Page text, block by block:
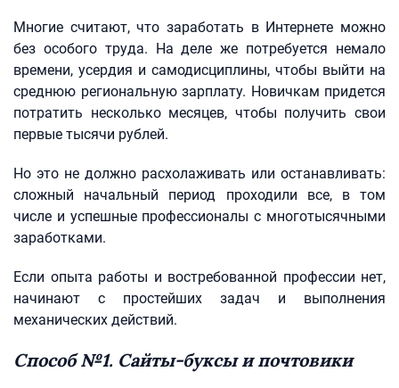
Многие считают, что заработать в Интернете можно
без особого труда. На деле же потребуется немало
времени, усердия и самодисциплины, чтобы выйти на
среднюю региональную зарплату. Новичкам придется
потратить несколько месяцев, чтобы получить свои
первые тысячи рублей.
Но это не должно расхолаживать или останавливать:
сложный начальный период проходили все, в том
числе и успешные профессионалы с многотысячными
заработками.
Если опыта работы и востребованной профессии нет,
начинают с простейших задач и выполнения
механических действий.
Способ №1. Сайты-буксы и почтовики